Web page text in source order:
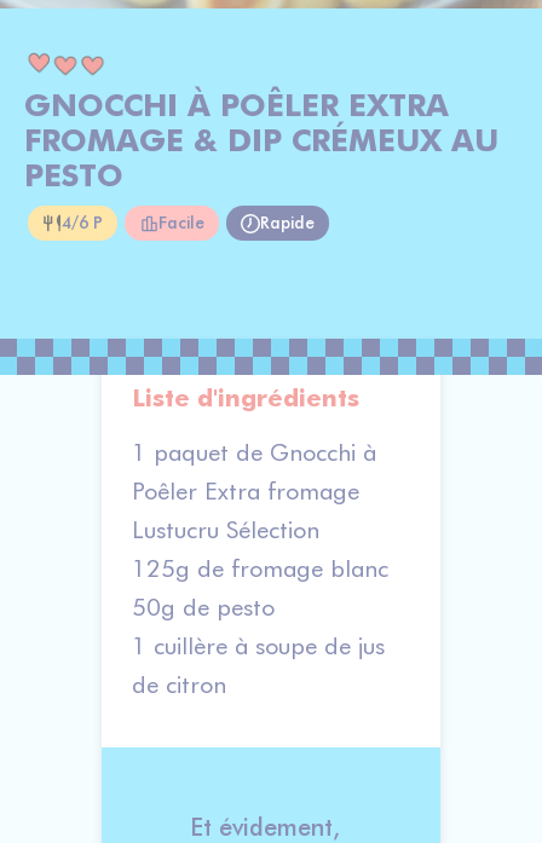
GNOCCHI À POÊLER EXTRA
FROMAGE & DIP CRÉMEUX AU
PESTO
4/6 P Facile Rapide
Liste d'ingrédients
1 paquet de Gnocchi à
Poêler Extra fromage
Lustucru Sélection
125g de fromage blanc
50g de pesto
1 cuillère à soupe de jus
de citron
Et évidement,